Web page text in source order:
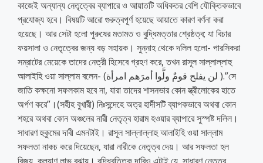
কাজেই অন্যান্য নেতৃত্বের ব্যাপারে ও আয়াতটি অধিকতর বেশি যৌক্তিকভাবে
প্রযোজ্য হবে। বিষয়টি আরো গুরুত্বপূর্ণ হয়েছে আয়াতে কারণ বর্ণনা করা
হয়েছে। আর সেটা হলো পুরুষের মতামত ও বুদ্ধিমত্তার শ্রেষ্ঠত্ব; যা বিচার
ফয়সালা ও নেতৃত্বের জন্য বড় সহায়ক। সুন্নাহ থেকে দলিল হলো- পারসিকরা
সম্রাটের মেয়েকে তাদের নেত্রী হিসেবে গ্রহণ করে, তখন রাসূল সাল্লাল্লাহু
আলাইহি ওয়া সাল্লাম বলেন- (لن يفلح قومٌ ولَّوا أمرَهم امرأة ).”সে
জাতি কক্ষনো সফলকাম হবে না, যারা তাদের শাসনভার কোন স্ত্রীলোকের হাতে
অর্পণ করে”।(সহীহ বুখারী) নিঃসন্দেহে অত্র হাদীসটি ব্যাপকভাবে অথবা কোন
শহরে অথবা কোন অঞ্চলের নারী নেতৃত্ব হারাম হওয়ার ব্যাপারে সুস্পষ্ট দলিল।
সাধারণ হুকুমের দাবী এমনটাই। রাসূল সাল্লাল্লাহু আলাইহি ওয়া সাল্লাম
সফলতা নাকচ করে দিয়েছেন, যারা নারীকে নেতৃত্ব দেয়। আর সফলতা হল
বিজয়, কল্যাণ লাভ বুঝায়। বুদ্ধিবৃত্তিক দাবিও এটাই যে, সাধারণ নেতৃত্ব